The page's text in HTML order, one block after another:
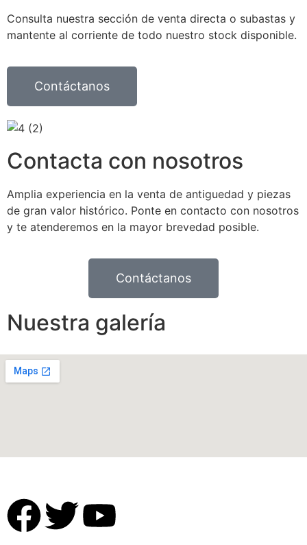
Consulta nuestra sección de venta directa o subastas y
mantente al corriente de todo nuestro stock disponible.
Contáctanos
Contacta con nosotros
Amplia experiencia en la venta de antiguedad y piezas
de gran valor histórico. Ponte en contacto con nosotros
y te atenderemos en la mayor brevedad posible.
Contáctanos
Nuestra galería